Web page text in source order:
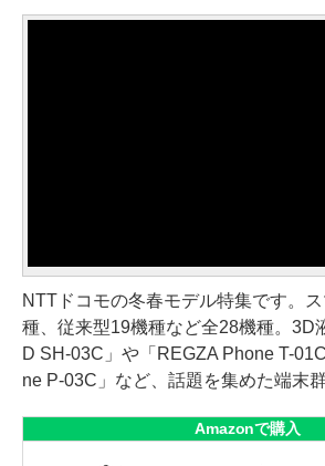
NTTドコモの冬春モデル特集です。
種、従来型19機種など全28機種。3D
D SH-03C」や「REGZA Phone T-
ne P-03C」など、話題を集めた端末
Amazonで購入